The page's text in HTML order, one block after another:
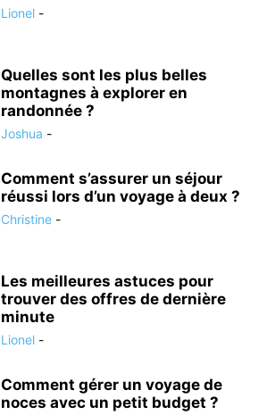
Lionel -
Quelles sont les plus belles
montagnes à explorer en
randonnée ?
Joshua -
Comment s’assurer un séjour
réussi lors d’un voyage à deux ?
Christine -
Les meilleures astuces pour
trouver des offres de dernière
minute
Lionel -
Comment gérer un voyage de
noces avec un petit budget ?